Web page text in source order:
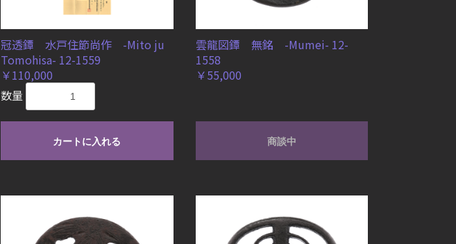
冠透鐔 水戸住節尚作 -Mito ju
Tomohisa- 12-1559
￥110,000
数量
カートに入れる
雲龍図鐔 無銘 -Mumei- 12-
1558
￥55,000
商談中